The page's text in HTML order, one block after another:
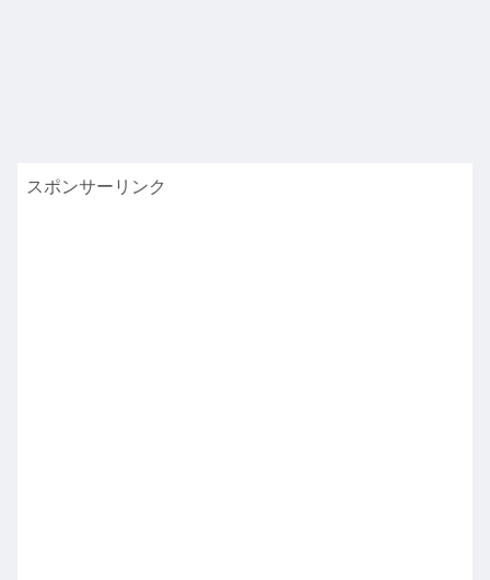
スポンサーリンク